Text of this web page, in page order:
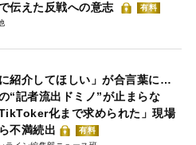
伝えた反戦への意志
有料
に紹介してほしい」が合言葉に…
“記者流出ドミノ”が止まらな
化まで求められた」現場
不満続出
有料